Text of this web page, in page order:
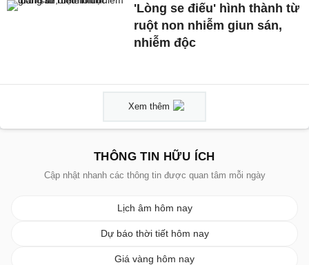
'Lòng se điếu' hình thành từ
ruột non nhiễm giun sán,
nhiễm độc
Xem thêm
THÔNG TIN HỮU ÍCH
Cập nhật nhanh các thông tin được quan tâm mỗi ngày
Lịch âm hôm nay
Dự báo thời tiết hôm nay
Giá vàng hôm nay